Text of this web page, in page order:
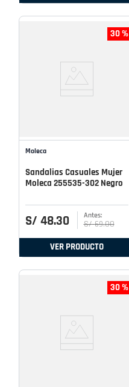
30 %
Moleca
Sandalias Casuales Mujer
Moleca 255535-302 Negro
S/ 48.30 S/ 69.00
VER PRODUCTO
30 %